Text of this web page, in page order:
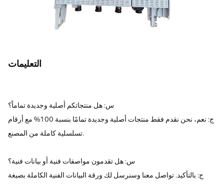
التعليمات
س: هل منتجاتكم أصلية وجديدة تماماً؟
ج: نعم، نحن نقدم فقط منتجات أصلية وجديدة تمامًا بنسبة 100% مع أرقام
تسلسلية كاملة من المصنع.
س: هل تقدمون مواصفات فنية أو بيانات فنية؟
ج: بالتأكيد. تواصل معنا وسنرسل لك ورقة البيانات الفنية الكاملة بصيغة